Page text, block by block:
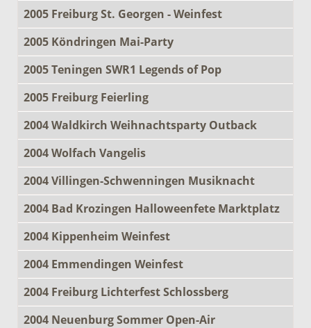
2005 Freiburg St. Georgen - Weinfest
2005 Köndringen Mai-Party
2005 Teningen SWR1 Legends of Pop
2005 Freiburg Feierling
2004 Waldkirch Weihnachtsparty Outback
2004 Wolfach Vangelis
2004 Villingen-Schwenningen Musiknacht
2004 Bad Krozingen Halloweenfete Marktplatz
2004 Kippenheim Weinfest
2004 Emmendingen Weinfest
2004 Freiburg Lichterfest Schlossberg
2004 Neuenburg Sommer Open-Air